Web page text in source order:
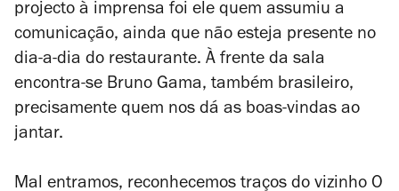
projecto à imprensa foi ele quem assumiu a
comunicação, ainda que não esteja presente no
dia-a-dia do restaurante. À frente da sala
encontra-se Bruno Gama, também brasileiro,
precisamente quem nos dá as boas-vindas ao
jantar.
Mal entramos, reconhecemos traços do vizinho O